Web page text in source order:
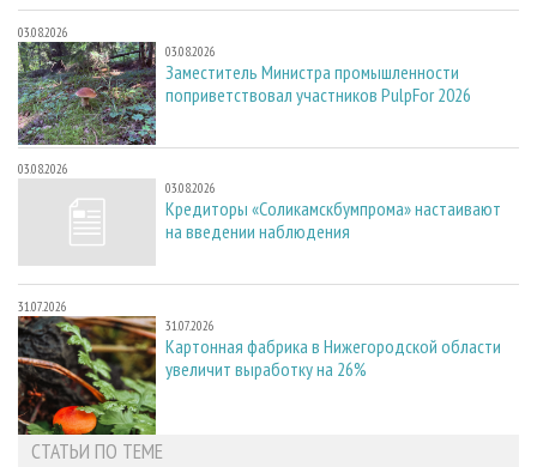
03.08.2026
03.08.2026
Заместитель Министра промышленности
поприветствовал участников PulpFor 2026
03.08.2026
03.08.2026
Кредиторы «Соликамскбумпрома» настаивают
на введении наблюдения
31.07.2026
31.07.2026
Картонная фабрика в Нижегородской области
увеличит выработку на 26%
СТАТЬИ ПО ТЕМЕ